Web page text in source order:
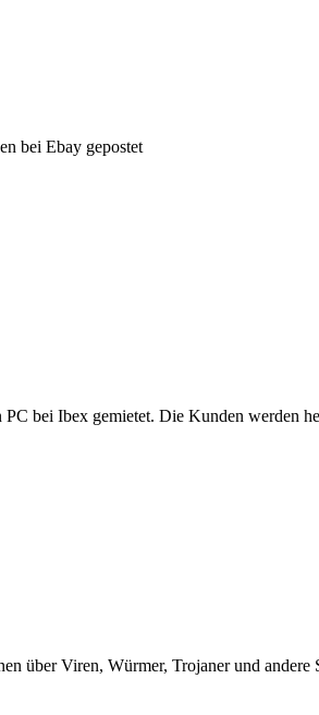
bei Ebay gepostet
bei Ibex gemietet. Die Kunden werden
über Viren, Würmer, Trojaner und andere